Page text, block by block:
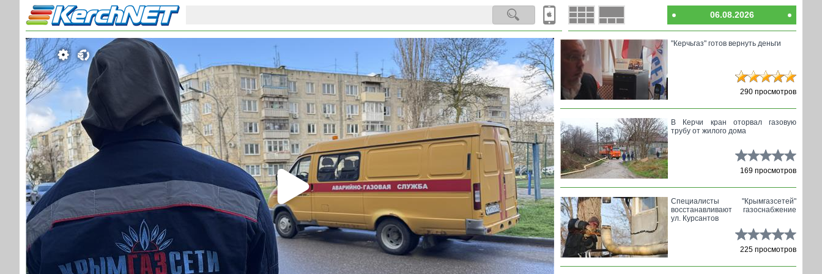
06.08.2026
"Керчьгаз" готов вернуть деньги
290 просмотров
В Керчи кран оторвал газовую
трубу от жилого дома
169 просмотров
Специалисты "Крымгазсетей"
восстанавливают газоснабжение
ул. Курсантов
225 просмотров